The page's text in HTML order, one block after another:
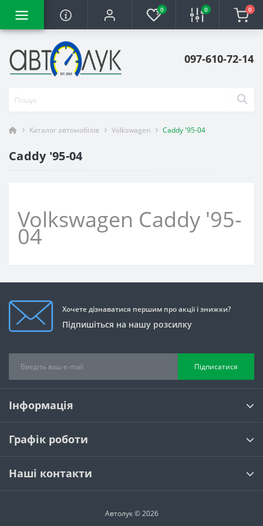
0 0 0
097-610-72-14
Каталог автомобілів Volkswagen Caddy '95-04
Caddy '95-04
Volkswagen Caddy '95-
04
Хочете дізнаватися першим про акції і знижки?
Підпишіться на нашу розсилку
Підписатися
Інформація
Графік роботи
Наші контакти
Автолук © 2026